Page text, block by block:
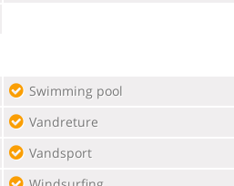
Swimming pool
Vandreture
Vandsport